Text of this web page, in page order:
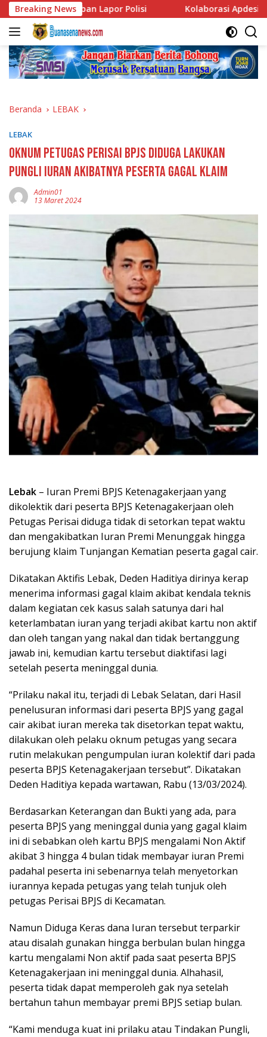
Langsung
ke
konten
Breaking News
Korban Lapor Polisi Kolaborasi Apdesi dan BIL
Beranda LEBAK
LEBAK
Oknum Petugas Perisai BPJS Diduga Lakukan
Pungli Iuran Akibatnya Peserta Gagal Klaim
Admin01
13 Maret 2024
Lebak – Iuran Premi BPJS Ketenagakerjaan yang
dikolektik dari peserta BPJS Ketenagakerjaan oleh
Petugas Perisai diduga tidak di setorkan tepat waktu
dan mengakibatkan Iuran Premi Menunggak hingga
berujung klaim Tunjangan Kematian peserta gagal cair.
Dikatakan Aktifis Lebak, Deden Haditiya dirinya kerap
menerima informasi gagal klaim akibat kendala teknis
dalam kegiatan cek kasus salah satunya dari hal
keterlambatan iuran yang terjadi akibat kartu non aktif
dan oleh tangan yang nakal dan tidak bertanggung
jawab ini, kemudian kartu tersebut diaktifasi lagi
setelah peserta meninggal dunia.
“Prilaku nakal itu, terjadi di Lebak Selatan, dari Hasil
penelusuran informasi dari peserta BPJS yang gagal
cair akibat iuran mereka tak disetorkan tepat waktu,
dilakukan oleh pelaku oknum petugas yang secara
rutin melakukan pengumpulan iuran kolektif dari pada
peserta BPJS Ketenagakerjaan tersebut”. Dikatakan
Deden Haditiya kepada wartawan, Rabu (13/03/2024).
Berdasarkan Keterangan dan Bukti yang ada, para
peserta BPJS yang meninggal dunia yang gagal klaim
ini di sebabkan oleh kartu BPJS mengalami Non Aktif
akibat 3 hingga 4 bulan tidak membayar iuran Premi
padahal peserta ini sebenarnya telah menyetorkan
iurannya kepada petugas yang telah tunjuk oleh
petugas Perisai BPJS di Kecamatan.
Namun Diduga Keras dana Iuran tersebut terparkir
atau disalah gunakan hingga berbulan bulan hingga
kartu mengalami Non aktif pada saat peserta BPJS
Ketenagakerjaan ini meninggal dunia. Alhahasil,
peserta tidak dapat memperoleh gak nya setelah
bertahun tahun membayar premi BPJS setiap bulan.
“Kami menduga kuat ini prilaku atau Tindakan Pungli,